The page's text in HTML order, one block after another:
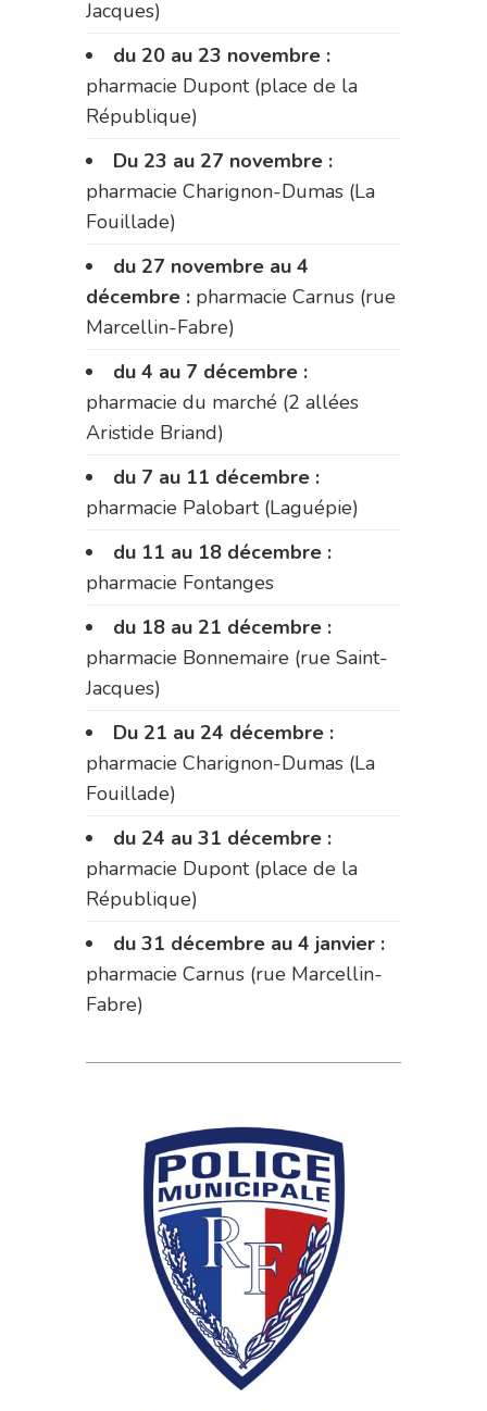
Jacques)
du 20 au 23 novembre :
pharmacie Dupont (place de la
République)
Du 23 au 27 novembre :
pharmacie Charignon-Dumas (La
Fouillade)
du 27 novembre au 4
décembre : pharmacie Carnus (rue
Marcellin-Fabre)
du 4 au 7 décembre :
pharmacie du marché (2 allées
Aristide Briand)
du 7 au 11 décembre :
pharmacie Palobart (Laguépie)
du 11 au 18 décembre :
pharmacie Fontanges
du 18 au 21 décembre :
pharmacie Bonnemaire (rue Saint-
Jacques)
Du 21 au 24 décembre :
pharmacie Charignon-Dumas (La
Fouillade)
du 24 au 31 décembre :
pharmacie Dupont (place de la
République)
du 31 décembre au 4 janvier :
pharmacie Carnus (rue Marcellin-
Fabre)